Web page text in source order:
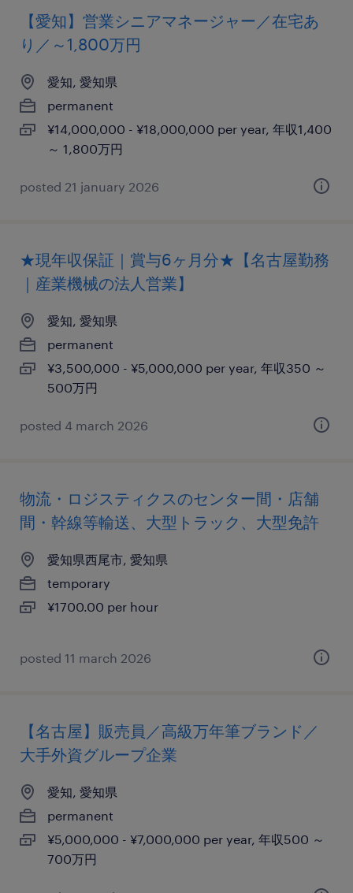
【愛知】営業シニアマネージャー／在宅あ
り／～1,800万円
愛知, 愛知県
permanent
¥14,000,000 - ¥18,000,000 per year, 年収1,400
～ 1,800万円
posted 21 january 2026
★現年収保証｜賞与6ヶ月分★【名古屋勤務
｜産業機械の法人営業】
愛知, 愛知県
permanent
¥3,500,000 - ¥5,000,000 per year, 年収350 ～
500万円
posted 4 march 2026
物流・ロジスティクスのセンター間・店舗
間・幹線等輸送、大型トラック、大型免許
愛知県西尾市, 愛知県
temporary
¥1700.00 per hour
posted 11 march 2026
【名古屋】販売員／高級万年筆ブランド／
大手外資グループ企業
愛知, 愛知県
permanent
¥5,000,000 - ¥7,000,000 per year, 年収500 ～
700万円